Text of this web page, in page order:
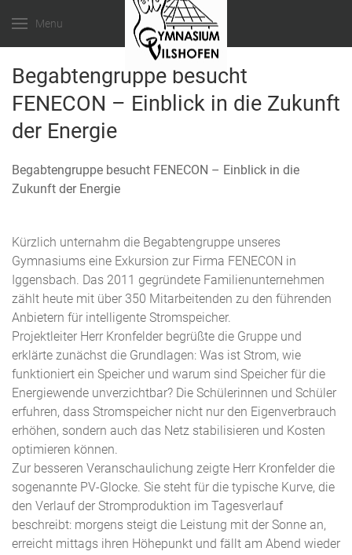
Menu
Begabtengruppe besucht
FENECON – Einblick in die Zukunft
der Energie
Begabtengruppe besucht FENECON – Einblick in die
Zukunft der Energie
Kürzlich unternahm die Begabtengruppe unseres
Gymnasiums eine Exkursion zur Firma FENECON in
Iggensbach. Das 2011 gegründete Familienunternehmen
zählt heute mit über 350 Mitarbeitenden zu den führenden
Anbietern für intelligente Stromspeicher.
Projektleiter Herr Kronfelder begrüßte die Gruppe und
erklärte zunächst die Grundlagen: Was ist Strom, wie
funktioniert ein Speicher und warum sind Speicher für die
Energiewende unverzichtbar? Die Schülerinnen und Schüler
erfuhren, dass Stromspeicher nicht nur den Eigenverbrauch
erhöhen, sondern auch das Netz stabilisieren und Kosten
optimieren können.
Zur besseren Veranschaulichung zeigte Herr Kronfelder die
sogenannte PV-Glocke. Sie steht für die typische Kurve, die
den Verlauf der Stromproduktion im Tagesverlauf
beschreibt: morgens steigt die Leistung mit der Sonne an,
erreicht mittags ihren Höhepunkt und fällt am Abend wieder